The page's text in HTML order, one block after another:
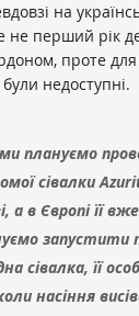
на
не перший рік
проте для
недоступні.
плануємо
сівалки
а в Європі її
запустити
сівалка, її
насіння